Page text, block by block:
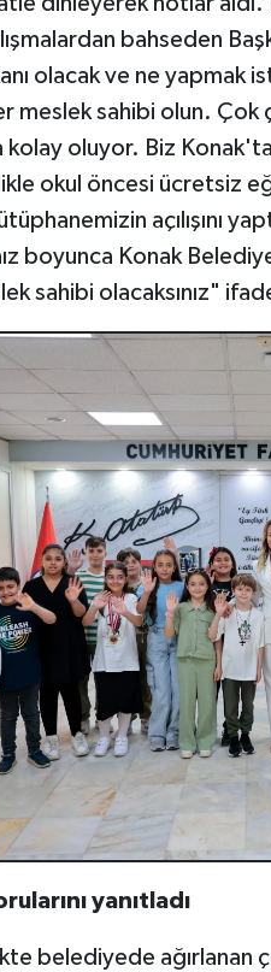
bahseden
olacak ve ne yapmak
meslek sahibi olun. Çok
kolay oluyor. Biz
okul öncesi ücretsiz
açılışını
boyunca Konak
sahibi olacaksınız"
yanıtladı
belediyede ağırlanan